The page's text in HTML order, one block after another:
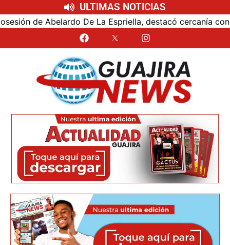
ULTIMAS NOTICIAS
de Abelardo De La Espriella, destacó cercanía con el